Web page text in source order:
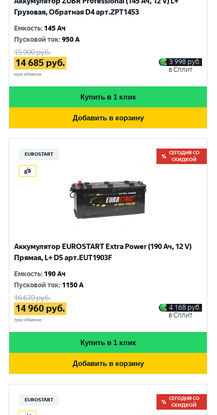
Грузовая, Обратная D4 арт.ZPT1453
Емкость: 145 Ач
Пусковой ток:950 A
15 990руб.
14 685 руб.
при обмене
3 998 руб.
в Сплит
Купить в 1 клик
Добавить в корзину
EUROSTART
СЕГОДНЯ СО
СКИДКОЙ
Аккумулятор EUROSTART Extra Power (190 Ач, 12 V)
Прямая, L+ D5 арт.EUT1903F
Емкость: 190 Ач
Пусковой ток: 1150 A
16 670руб.
14 960 руб.
при обмене
4 168 руб.
в Сплит
Купить в 1 клик
Добавить в корзину
EUROSTART
СЕГОДНЯ СО
СКИДКОЙ